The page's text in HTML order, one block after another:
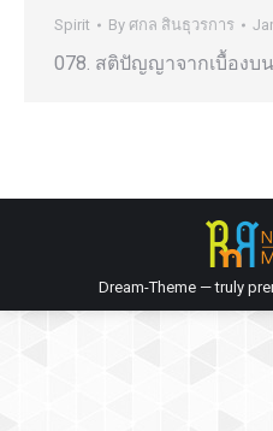
Spirit By ศกล สินธุวรการ
078. สติปัญญาจากเบื้องบน
Dream-Theme — truly